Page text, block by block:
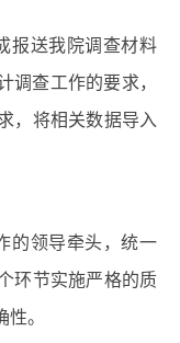
报送我院调查材料
调查工作的要求，
，将相关数据导入
的领导牵头，统一
环节实施严格的质
。